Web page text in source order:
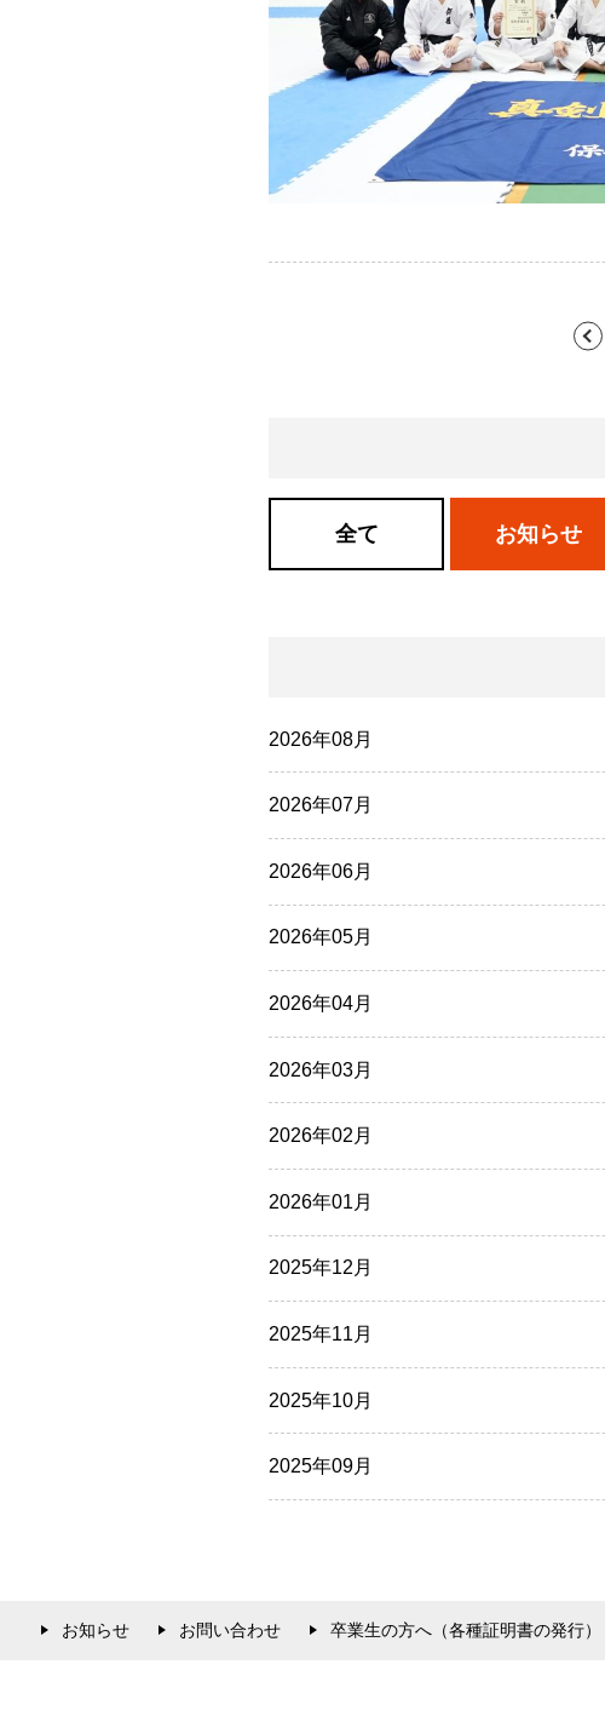
全て お知らせ
2026年08月
2026年07月
2026年06月
2026年05月
2026年04月
2026年03月
2026年02月
2026年01月
2025年12月
2025年11月
2025年10月
2025年09月
お知らせ お問い合わせ 卒業生の方へ（各種証明書の発行）